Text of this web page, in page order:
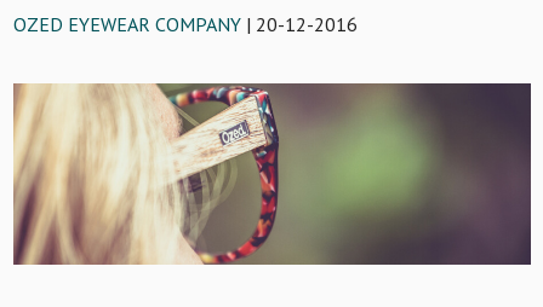
OZED EYEWEAR COMPANY| 20-12-2016